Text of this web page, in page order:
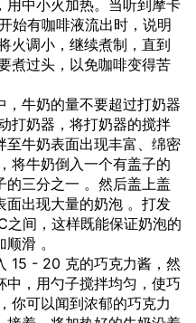
用中小火加热。当听到摩卡
始有咖啡液流出时，说明
火调小，继续煮制，直到
煮过头，以免咖啡变得苦
，牛奶的量不要超过打奶器
打奶器，将打奶器的搅拌
至牛奶表面出现丰富、绵密
将牛奶倒入一个有盖子的
的三分之一 。然后盖上盖
面出现大量的奶泡 。打发
间，这样既能保证奶泡的
滑 。
15 - 20 克的巧克力酱，然
中，用勺子搅拌均匀，使巧
你可以闻到浓郁的巧克力